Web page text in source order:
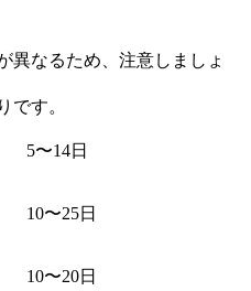
異なるため、注意しましょ
です。
5〜14日
10〜25日
10〜20日